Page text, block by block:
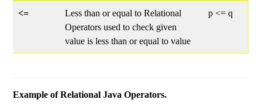
<=
Less than or equal to Relational
Operators used to check given
value is less than or equal to value
p <= q
Example of Relational Java Operators.